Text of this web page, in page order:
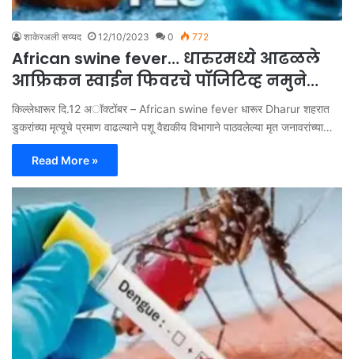
शाकेरअली सय्यद 12/10/2023 0 772
African swine fever… धारुरमध्ये आढळले
आफ्रिकन स्वाईन फिवरचे पॉजिटिव्ह नमुने…
किल्लेधारूर दि.12 अॉक्टोंबर – African swine fever धारूर Dharur शहरात
डुकरांच्या मृत्यूचे प्रमाण वाढल्याने पशू वैद्यकीय विभागाने पाठवलेल्या मृत जनावरांच्या…
Read More »